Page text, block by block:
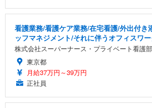
看護業務/看護ケア業務/在宅看護/外出付き
ッフマネジメント/それに伴うオフィスワ
株式会社スーパーナース・プライベート看護部
東京都
月給37万円～39万円
正社員